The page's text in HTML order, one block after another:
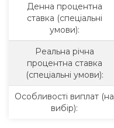
Денна процентна
ставка (спеціальні
умови):
Реальна річна
процентна ставка
(спеціальні умови):
Особливості виплат (на
вибір):